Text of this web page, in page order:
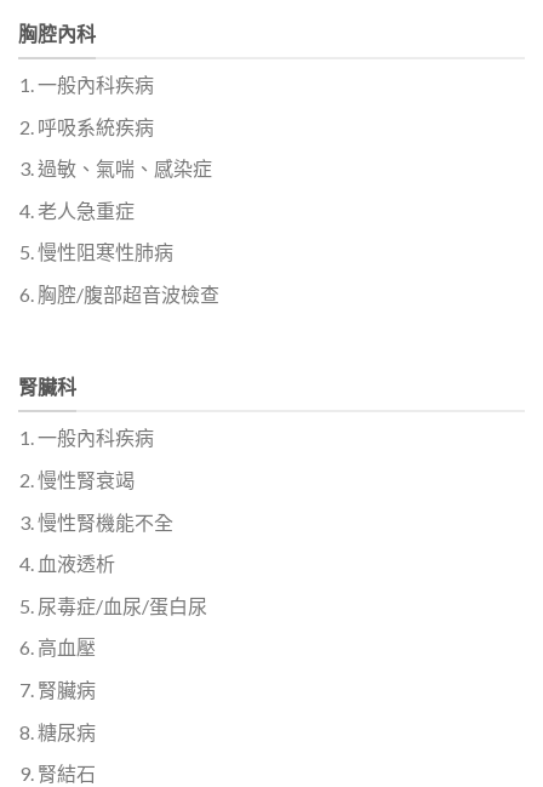
胸腔內科
一般內科疾病
呼吸系統疾病
過敏、氣喘、感染症
老人急重症
慢性阻寒性肺病
胸腔/腹部超音波檢查
腎臟科
一般內科疾病
慢性腎衰竭
慢性腎機能不全
血液透析
尿毒症/血尿/蛋白尿
高血壓
腎臟病
糖尿病
腎結石